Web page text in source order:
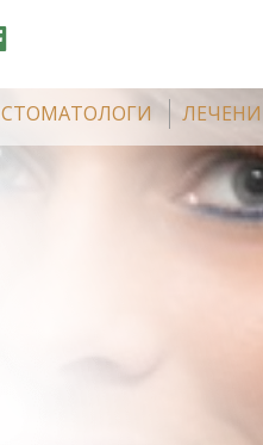
CТОМАТОЛОГИ